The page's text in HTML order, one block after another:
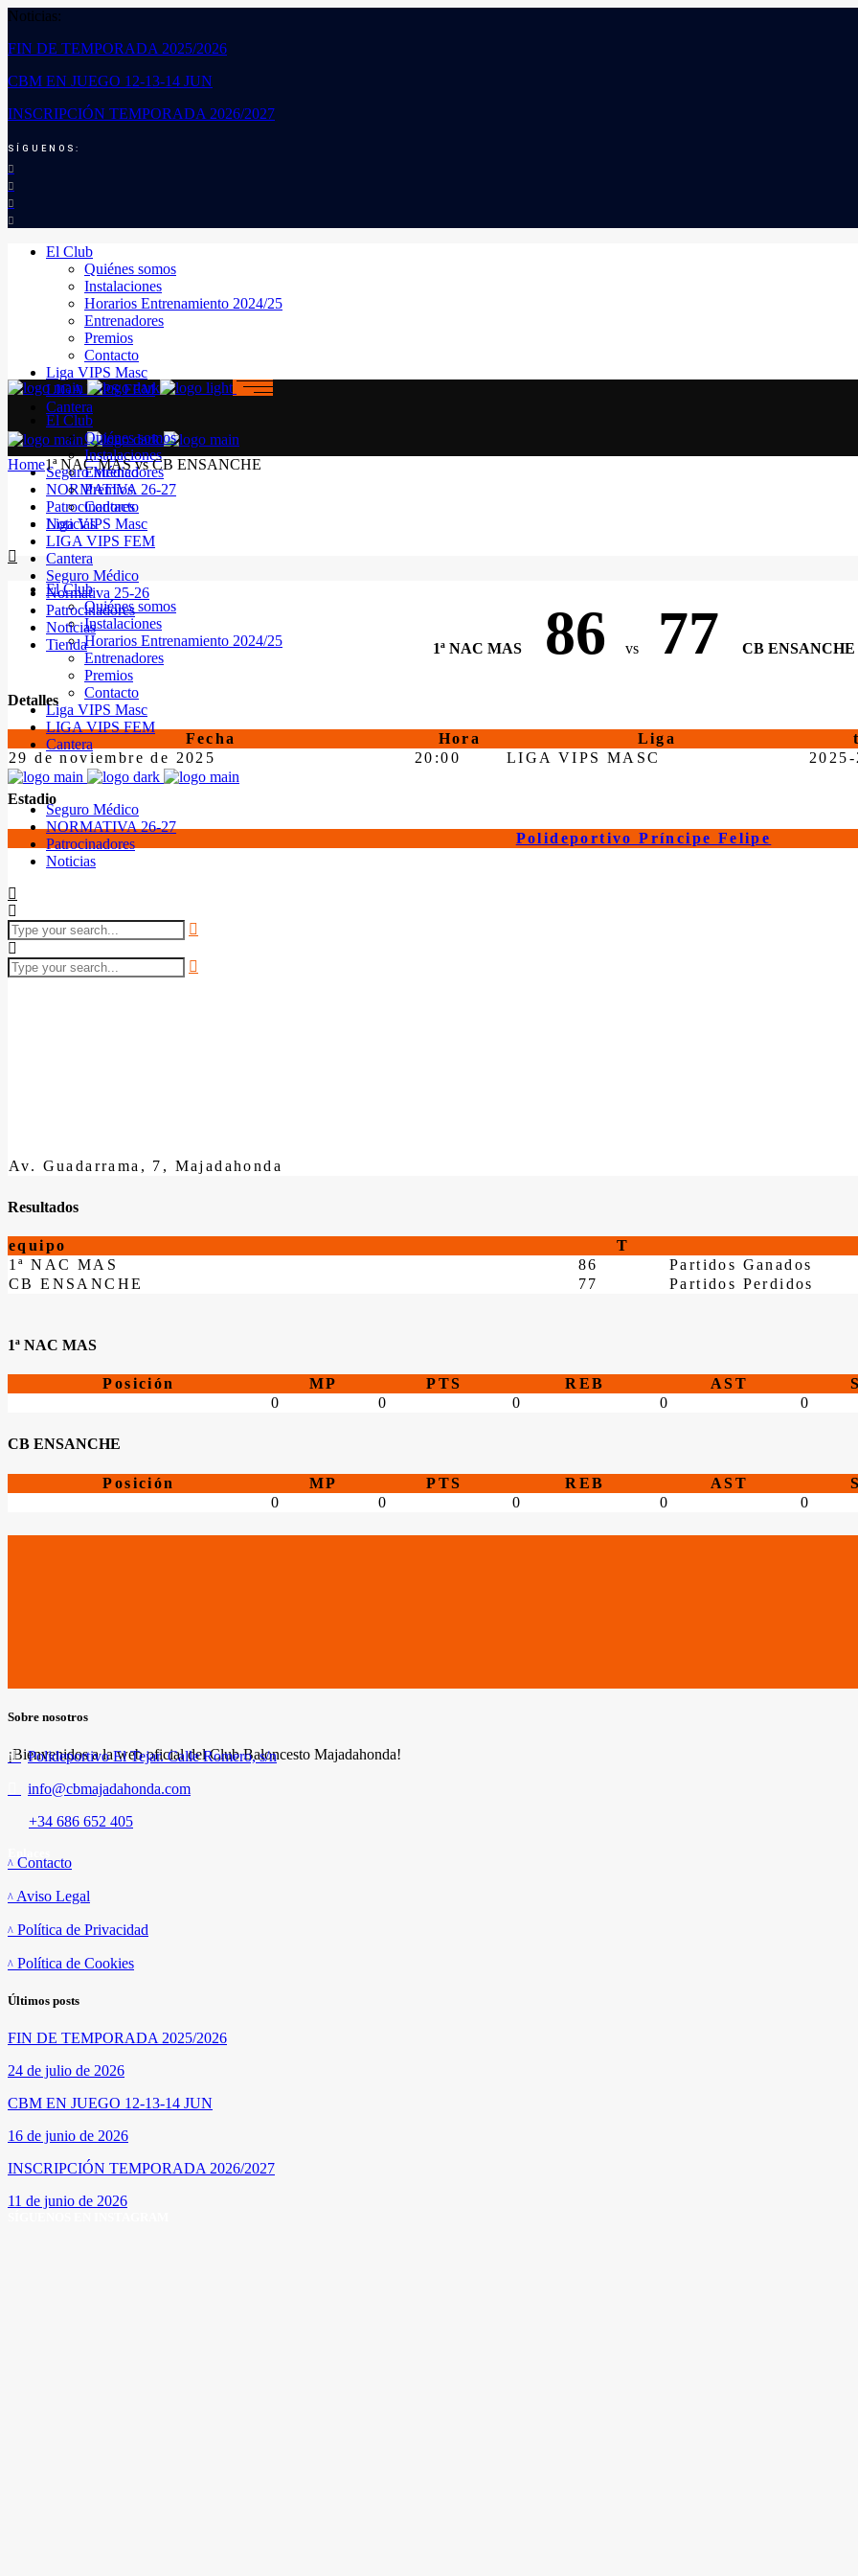
Noticias:
FIN DE TEMPORADA 2025/2026
CBM EN JUEGO 12-13-14 JUN
INSCRIPCIÓN TEMPORADA 2026/2027
SÍGUENOS:
El Club
Quiénes somos
Instalaciones
Horarios Entrenamiento 2024/25
Entrenadores
Premios
Contacto
Liga VIPS Masc
LIGA VIPS FEM
Cantera
Seguro Médico
NORMATIVA 26-27
Patrocinadores
Noticias
El Club
Quiénes somos
Instalaciones
Horarios Entrenamiento 2024/25
Entrenadores
Premios
Contacto
Liga VIPS Masc
LIGA VIPS FEM
Cantera
Seguro Médico
NORMATIVA 26-27
Patrocinadores
Noticias
El Club
Quiénes somos
Instalaciones
Entrenadores
Premios
Contacto
Liga VIPS Masc
LIGA VIPS FEM
Cantera
Seguro Médico
Normativa 25-26
Patrocinadores
Noticias
Tienda
Home1ª NAC MAS vs CB ENSANCHE
1ª NAC MAS 86 vs 77 CB ENSANCHE
Detalles
Fecha Hora Liga
29 de noviembre de 2025
20:00 LIGA VIPS MASC 2025-
Estadio
Polideportivo Príncipe Felipe
Av. Guadarrama, 7, Majadahonda
Resultados
equipo T
1ª NAC MAS
86
Partidos Ganados
CB ENSANCHE
77 Partidos Perdidos
1ª NAC MAS
Posición MP PTS REB AST
0
0 0 0 0
CB ENSANCHE
Posición MP PTS REB AST
0
0 0 0 0
Sobre nosotros
¡Bienvenidos a la web oficial del Club Baloncesto Majadahonda!
Polideportivo El Tejar. Calle Romero, s/n
info@cbmajadahonda.com
+34 686 652 405
Contacto
Aviso Legal
Política de Privacidad
Política de Cookies
Últimos posts
FIN DE TEMPORADA 2025/2026
24 de julio de 2026
CBM EN JUEGO 12-13-14 JUN
16 de junio de 2026
INSCRIPCIÓN TEMPORADA 2026/2027
11 de junio de 2026